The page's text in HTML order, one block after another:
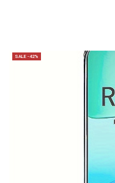
SALE -42%